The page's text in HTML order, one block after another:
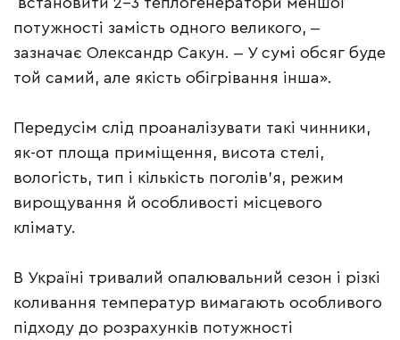
потужності замість одного великого, ‒
зазначає Олександр Сакун. ‒ У сумі обсяг буде
той самий, але якість обігрівання інша».
Передусім слід проаналізувати такі чинники,
як-от площа приміщення, висота стелі,
вологість, тип і кількість поголів’я, режим
вирощування й особливості місцевого
клімату.
В Україні тривалий опалювальний сезон і різкі
коливання температур вимагають особливого
підходу до розрахунків потужності